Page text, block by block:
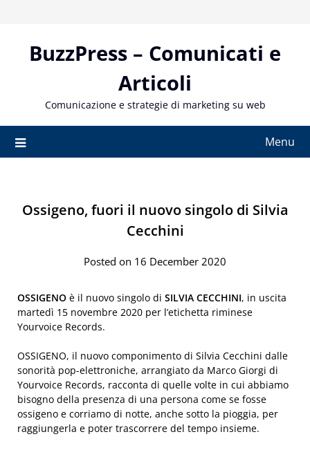
contentBuzzPress – Comunicati e
Articoli
Comunicazione e strategie di marketing su web
Menu
Ossigeno, fuori il nuovo singolo di Silvia
Cecchini
Posted on 16 December 2020
OSSIGENO è il nuovo singolo di SILVIA CECCHINI, in uscita
martedì 15 novembre 2020 per l’etichetta riminese
Yourvoice Records.
OSSIGENO, il nuovo componimento di Silvia Cecchini dalle
sonorità pop-elettroniche, arrangiato da Marco Giorgi di
Yourvoice Records, racconta di quelle volte in cui abbiamo
bisogno della presenza di una persona come se fosse
ossigeno e corriamo di notte, anche sotto la pioggia, per
raggiungerla e poter trascorrere del tempo insieme.